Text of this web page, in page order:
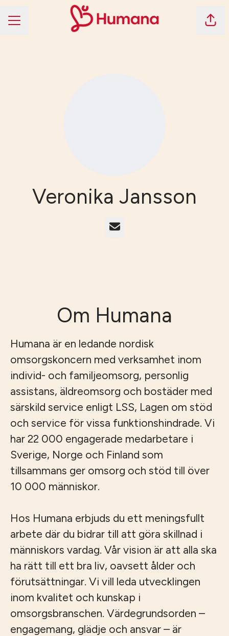
KARRIÄRMENY Dela
Veronika Jansson
E-post
Om Humana
Humana är en ledande nordisk
omsorgskoncern med verksamhet inom
individ- och familjeomsorg, personlig
assistans, äldreomsorg och bostäder med
särskild service enligt LSS, Lagen om stöd
och service för vissa funktionshindrade. Vi
har 22 000 engagerade medarbetare i
Sverige, Norge och Finland som
tillsammans ger omsorg och stöd till över
10 000 människor.
Hos Humana erbjuds du ett meningsfullt
arbete där du bidrar till att göra skillnad i
människors vardag. Vår vision är att alla ska
ha rätt till ett bra liv, oavsett ålder och
förutsättningar. Vi vill leda utvecklingen
inom kvalitet och kunskap i
omsorgsbranschen. Värdegrundsorden –
engagemang, glädje och ansvar – är